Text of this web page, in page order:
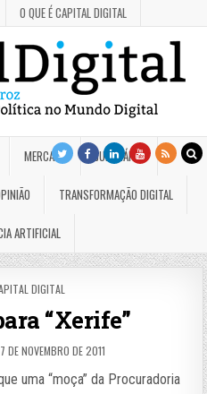
O QUE É CAPITAL DIGITAL
MERCADO JUDICIÁRIO
TRANSFORMAÇÃO DIGITAL
ARTIFICIAL
DIGITAL
“Xerife”
DE NOVEMBRO DE 2011
uma “moça” da Procuradoria